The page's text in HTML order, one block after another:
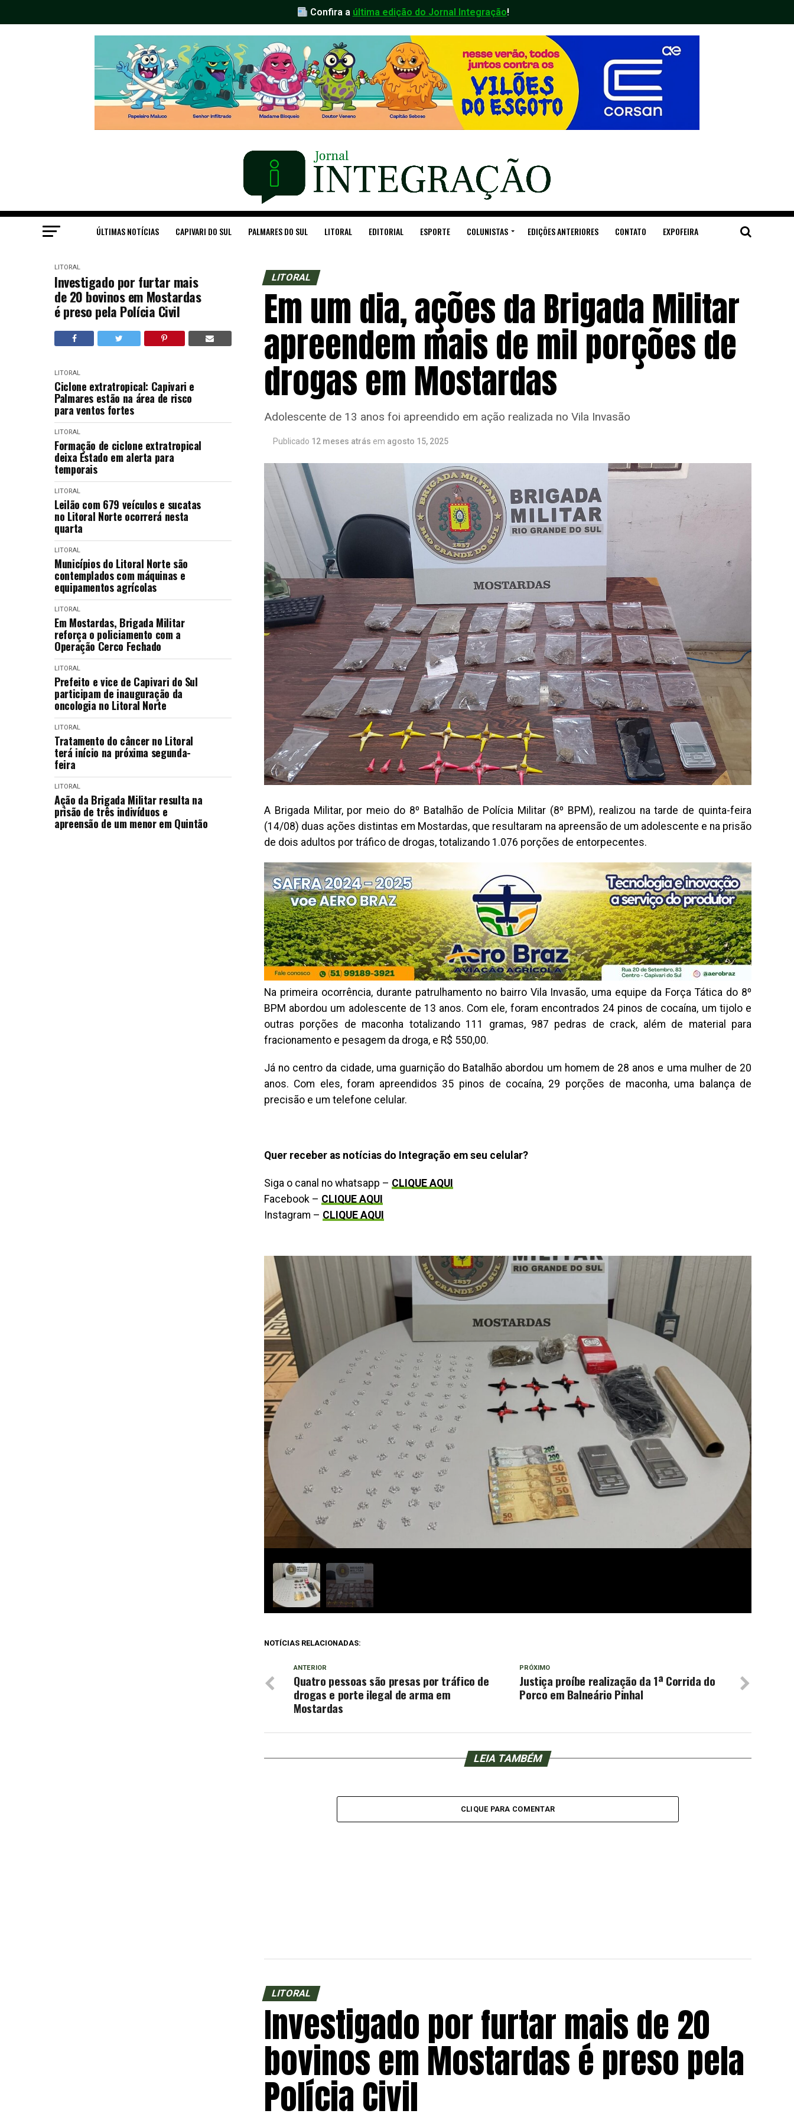
Confira a última edição do Jornal Integração!
ÚLTIMAS NOTÍCIAS CAPIVARI DO SUL PALMARES DO SUL LITORAL EDITORIAL ESPORTE COLUNISTAS EDIÇÕES ANTERIORES CONTATO EXPOFEIRA
LITORAL
Investigado por furtar mais
de 20 bovinos em Mostardas
é preso pela Polícia Civil
LITORAL
Ciclone extratropical: Capivari e
Palmares estão na área de risco
para ventos fortes
LITORAL
Formação de ciclone extratropical
deixa Estado em alerta para
temporais
LITORAL
Leilão com 679 veículos e sucatas
no Litoral Norte ocorrerá nesta
quarta
LITORAL
Municípios do Litoral Norte são
contemplados com máquinas e
equipamentos agrícolas
LITORAL
Em Mostardas, Brigada Militar
reforça o policiamento com a
Operação Cerco Fechado
LITORAL
Prefeito e vice de Capivari do Sul
participam de inauguração da
oncologia no Litoral Norte
LITORAL
Tratamento do câncer no Litoral
terá início na próxima segunda-
feira
LITORAL
Ação da Brigada Militar resulta na
prisão de três indivíduos e
apreensão de um menor em Quintão
LITORAL
Em um dia, ações da Brigada Militar
apreendem mais de mil porções de
drogas em Mostardas
Adolescente de 13 anos foi apreendido em ação realizada no Vila Invasão
Publicado 12 meses atrás em agosto 15, 2025
A Brigada Militar, por meio do 8º Batalhão de Polícia Militar (8º BPM), realizou na tarde de quinta-feira
(14/08) duas ações distintas em Mostardas, que resultaram na apreensão de um adolescente e na prisão
de dois adultos por tráfico de drogas, totalizando 1.076 porções de entorpecentes.
Na primeira ocorrência, durante patrulhamento no bairro Vila Invasão, uma equipe da Força Tática do 8º
BPM abordou um adolescente de 13 anos. Com ele, foram encontrados 24 pinos de cocaína, um tijolo e
outras porções de maconha totalizando 111 gramas, 987 pedras de crack, além de material para
fracionamento e pesagem da droga, e R$ 550,00.
Já no centro da cidade, uma guarnição do Batalhão abordou um homem de 28 anos e uma mulher de 20
anos. Com eles, foram apreendidos 35 pinos de cocaína, 29 porções de maconha, uma balança de
precisão e um telefone celular.
Quer receber as notícias do Integração em seu celular?
Siga o canal no whatsapp – CLIQUE AQUI
Facebook – CLIQUE AQUI
Instagram – CLIQUE AQUI
NOTÍCIAS RELACIONADAS:
PRÓXIMO
Justiça proíbe realização da 1ª Corrida do
Porco em Balneário Pinhal
ANTERIOR
Quatro pessoas são presas por tráfico de
drogas e porte ilegal de arma em
Mostardas
LEIA TAMBÉM
CLIQUE PARA COMENTAR
LITORAL
Investigado por furtar mais de 20
bovinos em Mostardas é preso pela
Polícia Civil